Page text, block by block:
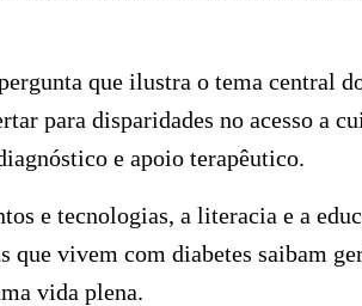
que ilustra o tema central
para disparidades no acesso a
e apoio terapêutico.
e tecnologias, a literacia e a
que vivem com diabetes saibam
vida plena.